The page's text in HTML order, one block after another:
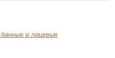
и лицевые